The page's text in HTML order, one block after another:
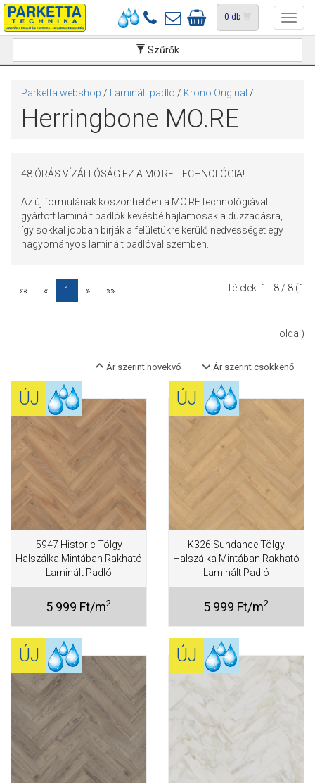
0 db
Szűrők
Parketta webshop / Laminált padló / Krono Original /
Herringbone MO.RE
48 ÓRÁS VÍZÁLLÓSÁG EZ A MO.RE TECHNOLÓGIA!
Az új formulának köszönhetően a MO.RE technológiával
gyártott laminált padlók kevésbé hajlamosak a duzzadásra,
így sokkal jobban bírják a felületükre kerülő nedvességet egy
hagyományos laminált padlóval szemben.
«« « 1 » »» Tételek: 1 - 8/ 8 (1
oldal)
Ár szerint csökkenő
Ár szerint növekvő
ÚJ
5947 Historic Tölgy
Halszálka Mintában Rakható
Laminált Padló
5 999 Ft/m2
ÚJ
K326 Sundance Tölgy
Halszálka Mintában Rakható
Laminált Padló
5 999 Ft/m2
ÚJ ÚJ